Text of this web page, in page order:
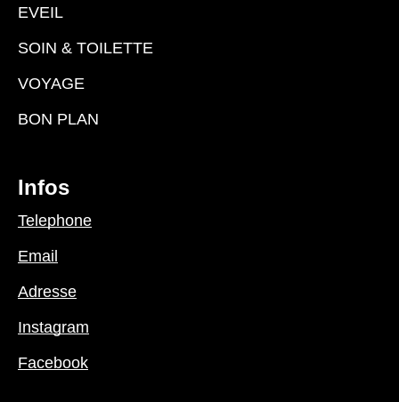
EVEIL
SOIN & TOILETTE
VOYAGE
BON PLAN
Infos
Telephone
Email
Adresse
Instagram
Facebook